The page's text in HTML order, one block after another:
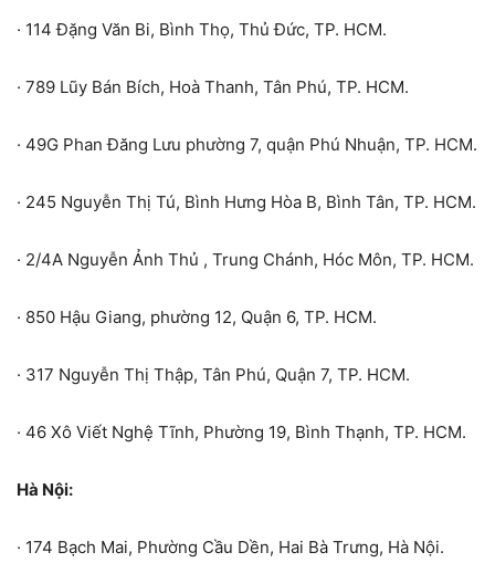
· 114 Đặng Văn Bi, Bình Thọ, Thủ Đức, TP. HCM.
· 789 Lũy Bán Bích, Hoà Thanh, Tân Phú, TP. HCM.
· 49G Phan Đăng Lưu phường 7, quận Phú Nhuận, TP. HCM.
· 245 Nguyễn Thị Tú, Bình Hưng Hòa B, Bình Tân, TP. HCM.
· 2/4A Nguyễn Ảnh Thủ , Trung Chánh, Hóc Môn, TP. HCM.
· 850 Hậu Giang, phường 12, Quận 6, TP. HCM.
· 317 Nguyễn Thị Thập, Tân Phú, Quận 7, TP. HCM.
· 46 Xô Viết Nghệ Tĩnh, Phường 19, Bình Thạnh, TP. HCM.
Hà Nội:
· 174 Bạch Mai, Phường Cầu Dền, Hai Bà Trưng, Hà Nội.